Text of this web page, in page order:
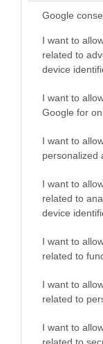
Google
I want to
related to
device
I want to
Google for
I want to
personalized
I want to
related to
device
I want to
related to
I want to
related to
I want to
related to
«Οι εντελώς
τα ζώα που
Αττικής (φωτο)
04.08.2026 | 15:02
Αυτή την ώρα
υπουργό